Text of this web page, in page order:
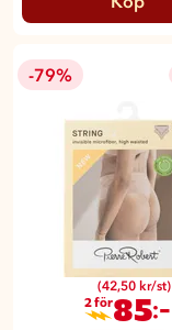
-79%
(42,50 kr/st)
2 för85:-